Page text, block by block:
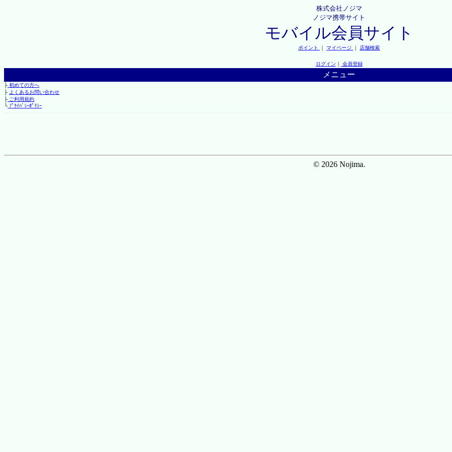
株式会社ノジマ
ノジマ携帯サイト
モバイル会員サイト
ポイント ｜ マイページ ｜ 店舗検索
ログイン ｜ 会員登録
メニュー
├初めての方へ
├ よくあるお問い合わせ
├ご利用規約
└ﾌﾟﾗｲﾊﾞｼｰﾎﾟﾘｼｰ
© 2026 Nojima.